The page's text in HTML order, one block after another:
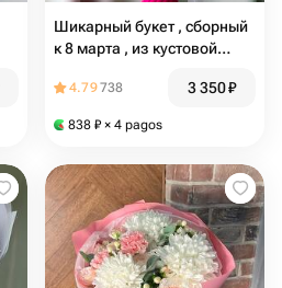
Шикарный букет , сборный
к 8 марта , из кустовой
альстромерии, диантусов и
4.79738 3 350₽
838 ₽ × 4 pagos